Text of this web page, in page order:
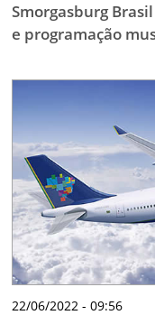
Smorgasburg
e programação
22/06/2022 - 09:56